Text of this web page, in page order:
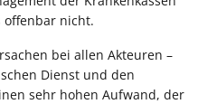
offenbar nicht.
bei allen Akteuren –
Dienst und den
sehr hohen Aufwand, der